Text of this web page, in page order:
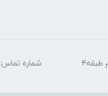
آدرس: شیراز خیابان داریوش (توحید) بازار موبایل فارس ورودی دوم طبقه4
شماره تماس: 09911111436 - 09911111495